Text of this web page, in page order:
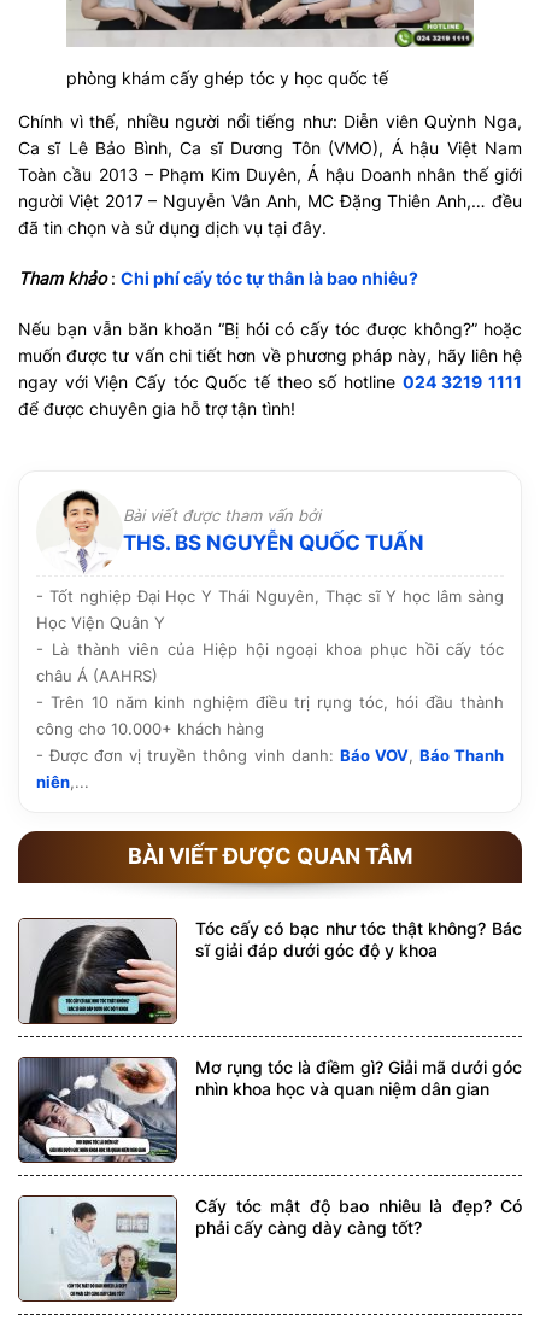
phòng khám cấy ghép tóc y học quốc tế
Chính vì thế, nhiều người nổi tiếng như: Diễn viên Quỳnh Nga,
Ca sĩ Lê Bảo Bình, Ca sĩ Dương Tôn (VMO), Á hậu Việt Nam
Toàn cầu 2013 – Phạm Kim Duyên, Á hậu Doanh nhân thế giới
người Việt 2017 – Nguyễn Vân Anh, MC Đặng Thiên Anh,… đều
đã tin chọn và sử dụng dịch vụ tại đây.
Tham khảo: Chi phí cấy tóc tự thân là bao nhiêu?
Nếu bạn vẫn băn khoăn “Bị hói có cấy tóc được không?” hoặc
muốn được tư vấn chi tiết hơn về phương pháp này, hãy liên hệ
ngay với Viện Cấy tóc Quốc tế theo số hotline 024 3219 1111
để được chuyên gia hỗ trợ tận tình!
Bài viết được tham vấn bởi
THS. BS NGUYỄN QUỐC TUẤN
- Tốt nghiệp Đại Học Y Thái Nguyên, Thạc sĩ Y học lâm sàng
Học Viện Quân Y
- Là thành viên của Hiệp hội ngoại khoa phục hồi cấy tóc
châu Á (AAHRS)
- Trên 10 năm kinh nghiệm điều trị rụng tóc, hói đầu thành
công cho 10.000+ khách hàng
- Được đơn vị truyền thông vinh danh: Báo VOV, Báo Thanh
niên,...
BÀI VIẾT ĐƯỢC QUAN TÂM
Tóc cấy có bạc như tóc thật không? Bác
sĩ giải đáp dưới góc độ y khoa
Mơ rụng tóc là điềm gì? Giải mã dưới góc
nhìn khoa học và quan niệm dân gian
Cấy tóc mật độ bao nhiêu là đẹp? Có
phải cấy càng dày càng tốt?